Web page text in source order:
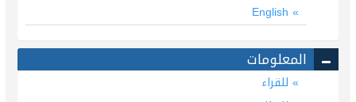
English
المعلومات
للقراء